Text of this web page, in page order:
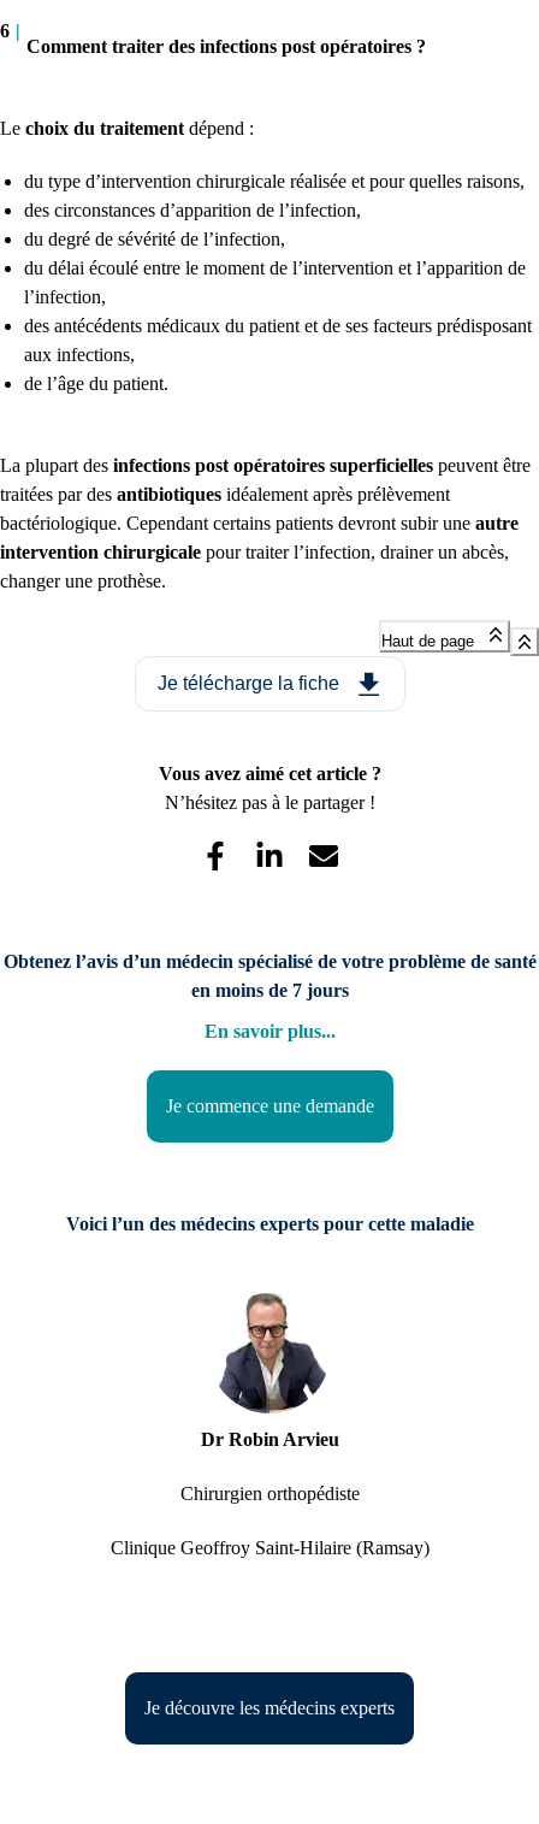
6 |
Comment traiter des infections post opératoires ?
Le choix du traitement dépend :
du type d’intervention chirurgicale réalisée et pour quelles raisons,
des circonstances d’apparition de l’infection,
du degré de sévérité de l’infection,
du délai écoulé entre le moment de l’intervention et l’apparition de
l’infection,
des antécédents médicaux du patient et de ses facteurs prédisposant
aux infections,
de l’âge du patient.
La plupart des infections post opératoires superficielles peuvent être
traitées par des antibiotiques idéalement après prélèvement
bactériologique. Cependant certains patients devront subir une autre
intervention chirurgicale pour traiter l’infection, drainer un abcès,
changer une prothèse.
Haut de page
Je télécharge la fiche
Vous avez aimé cet article ?
N’hésitez pas à le partager !
Obtenez l’avis d’un médecin spécialisé de votre problème de santé
en moins de 7 jours
En savoir plus...
Je commence une demande
Voici l’un des médecins experts pour cette maladie
Dr Robin Arvieu
Chirurgien orthopédiste
Clinique Geoffroy Saint-Hilaire (Ramsay)
Je découvre les médecins experts